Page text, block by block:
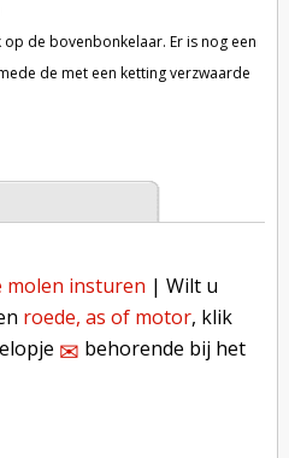
de bovenbonkelaar. Er is nog een
de met een ketting verzwaarde
molen insturen | Wilt u
roede, as of motor, klik
✉︎ behorende bij het